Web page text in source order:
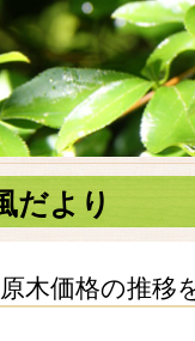
だより
木価格の推移